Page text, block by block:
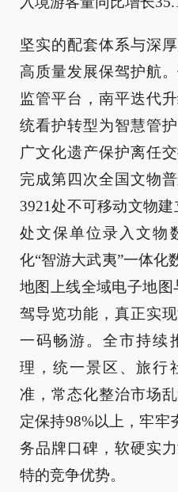
坚实的配套体系与深
高质量发展保驾护航
监管平台，南平迭代
统看护转型为智慧管
广文化遗产保护离任
完成第四次全国文物
3921处不可移动文物
处文保单位录入文物
化“智游大武夷”一体化
地图上线全域电子地
驾导览功能，真正实
一码畅游。全市持续
理，统一景区、旅行
准，常态化整治市场
定保持98%以上，牢牢
务品牌口碑，软硬实
特的竞争优势。